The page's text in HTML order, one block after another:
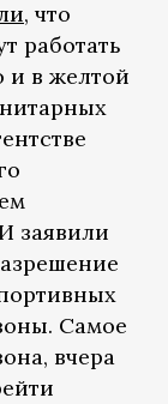
, что
работать
и в желтой
заявили
Самое
вчера